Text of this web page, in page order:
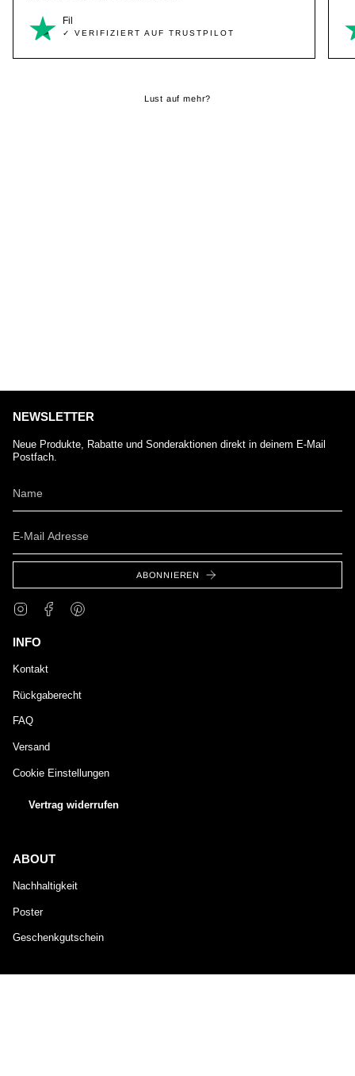
Fil
✓ VERIFIZIERT AUF TRUSTPILOT
Lust auf mehr?
NEWSLETTER
Neue Produkte, Rabatte und Sonderaktionen direkt in deinem E-Mail
Postfach.
ABONNIEREN
InstagramFacebook
INFO
Kontakt
Rückgaberecht
FAQ
Versand
Cookie Einstellungen
Vertrag widerrufen
ABOUT
Nachhaltigkeit
Poster
Geschenkgutschein